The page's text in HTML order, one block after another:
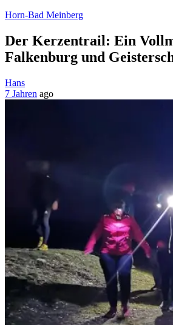
Horn-Bad Meinberg
Der Kerzentrail: Ein
Falkenburg und
Hans
7 Jahren ago